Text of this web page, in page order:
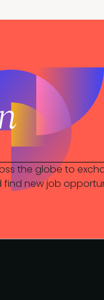
the globe to
new job